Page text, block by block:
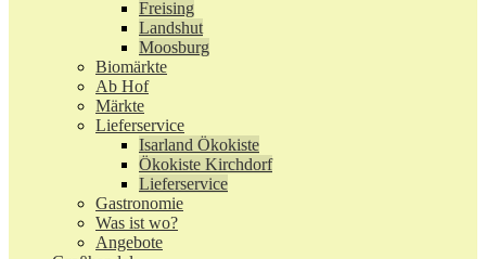
Freising
Landshut
Moosburg
Biomärkte
Ab Hof
Märkte
Lieferservice
Isarland Ökokiste
Ökokiste Kirchdorf
Lieferservice
Gastronomie
Was ist wo?
Angebote